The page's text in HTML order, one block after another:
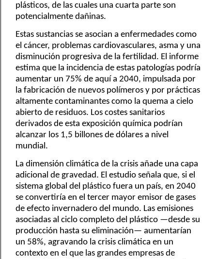
plásticos, de las cuales una cuarta parte son
potencialmente dañinas.
Estas sustancias se asocian a enfermedades como
el cáncer, problemas cardiovasculares, asma y una
disminución progresiva de la fertilidad. El informe
estima que la incidencia de estas patologías podría
aumentar un 75% de aquí a 2040, impulsada por
la fabricación de nuevos polímeros y por prácticas
altamente contaminantes como la quema a cielo
abierto de residuos. Los costes sanitarios
derivados de esta exposición química podrían
alcanzar los 1,5 billones de dólares a nivel
mundial.
La dimensión climática de la crisis añade una capa
adicional de gravedad. El estudio señala que, si el
sistema global del plástico fuera un país, en 2040
se convertiría en el tercer mayor emisor de gases
de efecto invernadero del mundo. Las emisiones
asociadas al ciclo completo del plástico —desde su
producción hasta su eliminación— aumentarían
un 58%, agravando la crisis climática en un
contexto en el que las grandes empresas de